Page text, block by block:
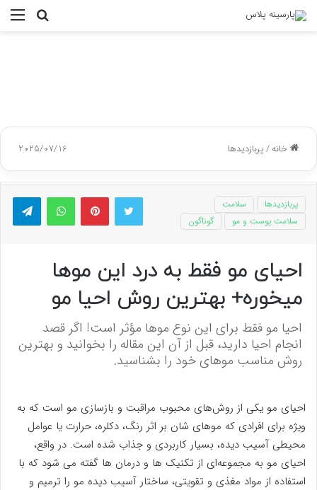
جستجو
خانه/پربازدیدها 2025/07/16
توییتر پینتریستواتس آپ
پربازدیدها
سلامت
سلامت پوست و مو
گوناگون
احیای مو فقط به درد این موها
میخوره+ بهترین روش احیا مو
احیا مو فقط برای این نوع موها مؤثر است! اگر قصد
انجام احیا دارید، قبل از آن این مقاله را بخوانید و بهترین
روش مناسب موهای خود را بشناسید.
احیای مو یکی از روش‌های محبوب مراقبت و بازسازی مو است که به
ویژه برای افرادی که موهای شان بر اثر رنگ، دکلره، حرارت یا عوامل
محیطی آسیب دیده، بسیار کاربردی و جذاب شده است. در واقع،
احیای مو به مجموعه‌ای از تکنیک ‌ها و درمان‌ ها گفته می‌ شود که با
استفاده از مواد مغذی و تقویتی، ساختار آسیب ‌دیده مو را ترمیم و